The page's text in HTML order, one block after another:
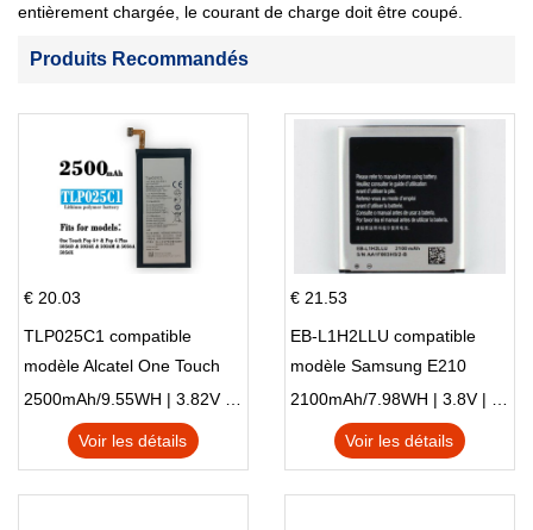
entièrement chargée, le courant de charge doit être coupé.
Produits Recommandés
€ 20.03
TLP025C1 compatible
modèle Alcatel One Touch
Pop 4 Plus OT-5056D
2500mAh/9.55WH | 3.82V | Li-ion ...
Voir les détails
€ 21.53
EB-L1H2LLU compatible
modèle Samsung E210
E210K i939
2100mAh/7.98WH | 3.8V | Li-ion ...
Voir les détails